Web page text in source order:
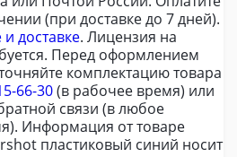
(при доставке до 7 дней).
доставке. Лицензия на
Перед оформлением
комплектацию товара
66-30(в рабочее время) или
связи (в любое
Информация от товаре
пластиковый синий носит